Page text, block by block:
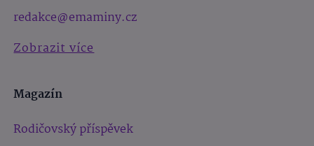
redakce@emaminy.cz
Zobrazit více
Magazín
Rodičovský příspěvek